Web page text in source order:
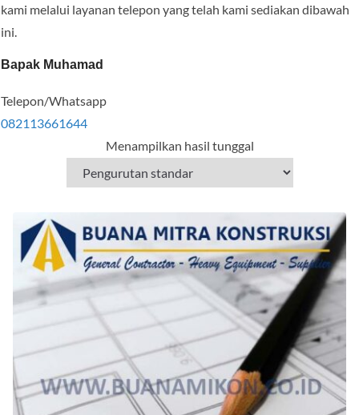
kami melalui layanan telepon yang telah kami sediakan dibawah
ini.
Bapak Muhamad
Telepon/Whatsapp
082113661644
Menampilkan hasil tunggal